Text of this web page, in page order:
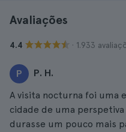
Avaliações
4.4 · 1.933
P P. H.
A visita nocturna foi uma
cidade de uma
durasse um pouco mais